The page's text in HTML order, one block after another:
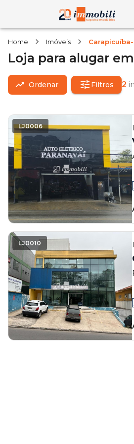
Home Imóveis Carapicuíba-
Loja para alugar em
Ordenar Filtros 2
LJ0006
LJ0010